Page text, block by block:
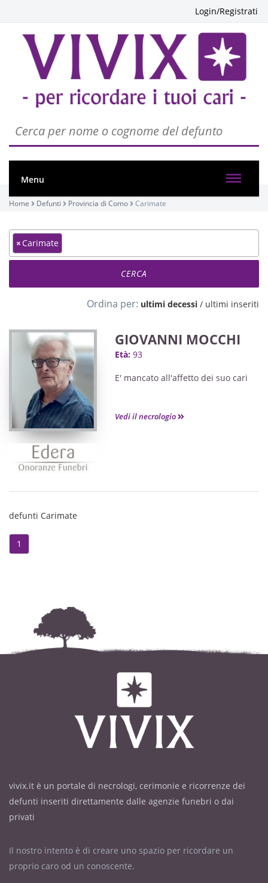
Login/Registrati
Menu
Home Defunti Provincia di Como Carimate
×Carimate
Ordina per: ultimi decessi / ultimi inseriti
GIOVANNI MOCCHI
Età: 93
E' mancato all'affetto dei suo cari
Vedi il necrologio
defunti Carimate
1
vivix.it è un portale di necrologi, cerimonie e ricorrenze dei
defunti inseriti direttamente dalle agenzie funebri o dai
privati
Il nostro intento è di creare uno spazio per ricordare un
proprio caro od un conoscente.